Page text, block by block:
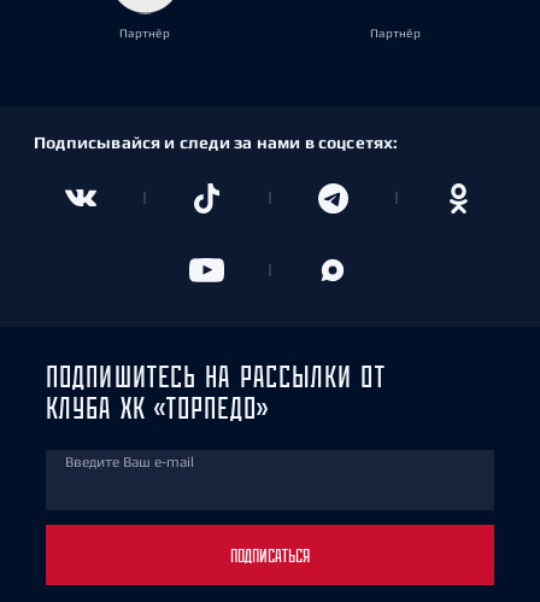
Партнёр Партнёр
Подписывайся и следи за нами в соцсетях:
ПОДПИШИТЕСЬ НА РАССЫЛКИ ОТ
КЛУБА ХК «ТОРПЕДО»
Введите Ваш e-mail
ПОДПИСАТЬСЯ